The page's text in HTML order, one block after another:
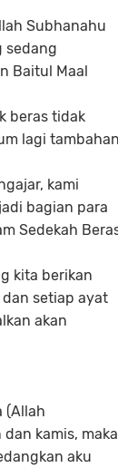
Subhanahu
sedang
Baitul Maal
beras tidak
lagi tambahan
kami
bagian para
Sedekah
kita berikan
setiap ayat
akan
(Allah
kamis, maka
aku